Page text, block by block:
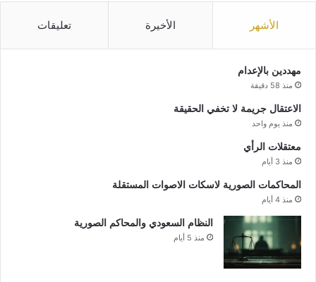
الأشهر الأخيرة تعليقات
مهددين بالإعدام
منذ 58 دقيقة
الاعتقال جريمة لا تخفي الحقيقة
منذ يوم واحد
معتقلات الرأي
منذ 3 أيام
المحاكمات الصورية لاسكات الاصوات المستقلة
منذ 4 أيام
النظام السعودي والمحاكم الصورية
منذ 5 أيام